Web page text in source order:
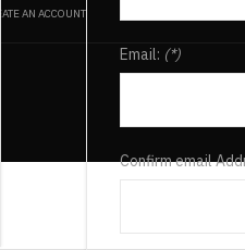
AN ACCOUNT
Email: (*)
Confirm email